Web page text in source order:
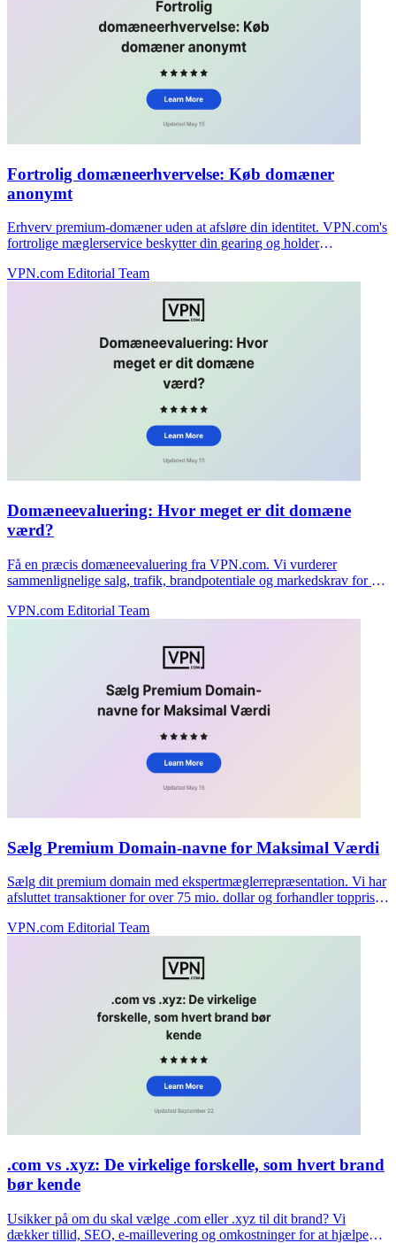
Fortrolig domæneerhvervelse: Køb domæner
anonymt
Erhverv premium-domæner uden at afsløre din identitet. VPN.com's
fortrolige mæglerservice beskytter din gearing og holder
VPN.com Editorial Team
Domæneevaluering: Hvor meget er dit domæne
værd?
Få en præcis domæneevaluering fra VPN.com. Vi vurderer
sammenlignelige salg, trafik, brandpotentiale og markedskrav for at
VPN.com Editorial Team
Sælg Premium Domain-navne for Maksimal Værdi
Sælg dit premium domain med ekspertmæglerrepræsentation. Vi har
afsluttet transaktioner for over 75 mio. dollar og forhandler toppriser
VPN.com Editorial Team
.com vs .xyz: De virkelige forskelle, som hvert brand
bør kende
Usikker på om du skal vælge .com eller .xyz til dit brand? Vi
dækker tillid, SEO, e-maillevering og omkostninger for at hjælpe